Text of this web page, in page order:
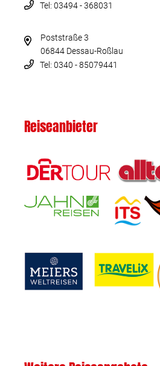
Tel: 03494 - 368031
Poststraße 3
06844 Dessau-Roßlau
Tel: 0340 - 85079441
Reiseanbieter